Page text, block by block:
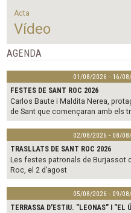
e
b
o
o
k
e
r
Acta
Vídeo
AGENDA
01/08/2026 - 16/
FESTES DE SANT ROC 2026
Carlos Baute i Maldita Nerea,
de Sant que començaran amb els
02/08/2026 - 08/
TRASLLATS DE SANT ROC 2026
Les festes patronals de Burjassot
Roc, el 2 d’agost
05/08/2026 - 09/
TERRASSA D'ESTIU. "LEONAS" I "EL